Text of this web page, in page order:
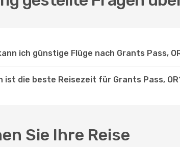
ich günstige Flüge nach Grants Pass,
ist die beste Reisezeit für Grants Pass,
Sie Ihre Reise